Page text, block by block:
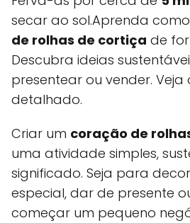
secar ao sol.Aprenda
de rolhas de cortiça de
Descubra ideias
presentear ou vender.
detalhado.
Criar um coração de
uma atividade simples,
significado. Seja para
especial, dar de presente
começar um pequeno